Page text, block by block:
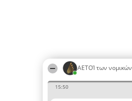
ΑΕΤΟΊ των νομικών
15:50